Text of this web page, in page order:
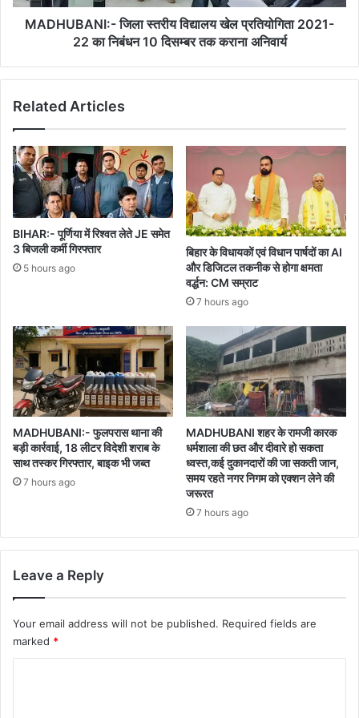
का
निबंधन
अनिवार्य
MADHUBANI:- जिला स्तरीय विद्यालय खेल प्रतियोगिता 2021-
22 का निबंधन 10 दिसम्बर तक कराना अनिवार्य
Related Articles
BIHAR:- पूर्णिया में रिश्वत लेते JE समेत
3 बिजली कर्मी गिरफ्तार
5 hours ago
बिहार के विधायकों एवं विधान पार्षदों का AI
और डिजिटल तकनीक से होगा क्षमता
वर्द्धन: CM सम्राट
7 hours ago
MADHUBANI:- फुलपरास थाना की
बड़ी कार्रवाई, 18 लीटर विदेशी शराब के
साथ तस्कर गिरफ्तार, बाइक भी जब्त
7 hours ago
MADHUBANI शहर के रामजी कारक
धर्मशाला की छत और दीवारे हो सकता
ध्वस्त,कई दुकानदारों की जा सकती जान,
समय रहते नगर निगम को एक्शन लेने की
जरूरत
7 hours ago
Leave a Reply
Your email address will not be published. Required fields are
marked *